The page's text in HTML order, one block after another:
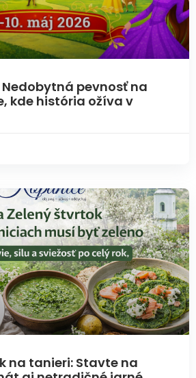
Nedobytná pevnosť na
kde história ožíva v
na tanieri: Stavte na